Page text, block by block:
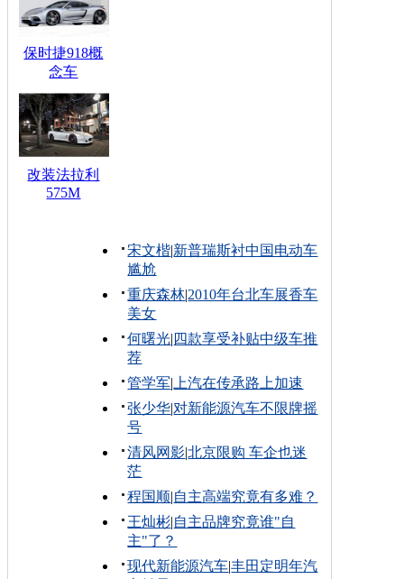
保时捷918概
念车
改装法拉利
575M
宋文楷|新普瑞斯衬中国电动车
尴尬
重庆森林|2010年台北车展香车
美女
何曙光| 四款享受补贴中级车推
荐
管学军| 上汽在传承路上加速
张少华|对新能源汽车不限牌摇
号
清风网影|北京限购 车企也迷
茫
程国顺|自主高端究竟有多难？
王灿彬|自主品牌究竟谁"自
主"了？
现代新能源汽车|丰田定明年汽